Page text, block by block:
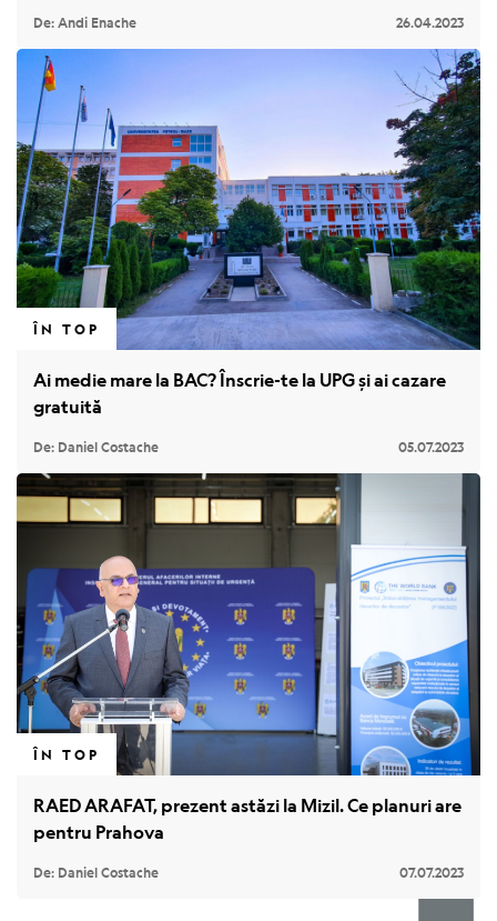
câștigând seria I din Divizia B, a reușit în sezonul 1984/1985
dintre componenții echipei sunt nume cu rezonanță pentru
orice suporter galben-albastru, așa că nu vă va fi greu să-i
recunoașteți.
De: Andi Enache 26.04.2023
ÎN TOP
Ai medie mare la BAC? Înscrie-te la UPG și ai cazare
gratuită
De: Daniel Costache 05.07.2023
ÎN TOP
RAED ARAFAT, prezent astăzi la Mizil. Ce planuri are
pentru Prahova
De: Daniel Costache 07.07.2023
Contact